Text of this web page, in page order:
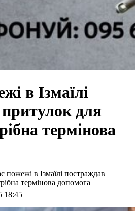
в Ізмаїлі
для
термінова
пожежі в Ізмаїлі постраждав
термінова допомога
18:45